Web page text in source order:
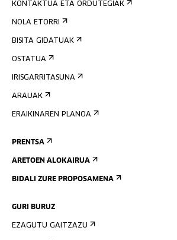
KONTAKTUA ETA ORDUTEGIAK
NOLA ETORRI
BISITA GIDATUAK
OSTATUA
IRISGARRITASUNA
ARAUAK
ERAIKINAREN PLANOA
PRENTSA
ARETOEN ALOKAIRUA
BIDALI ZURE PROPOSAMENA
GURI BURUZ
EZAGUTU GAITZAZU